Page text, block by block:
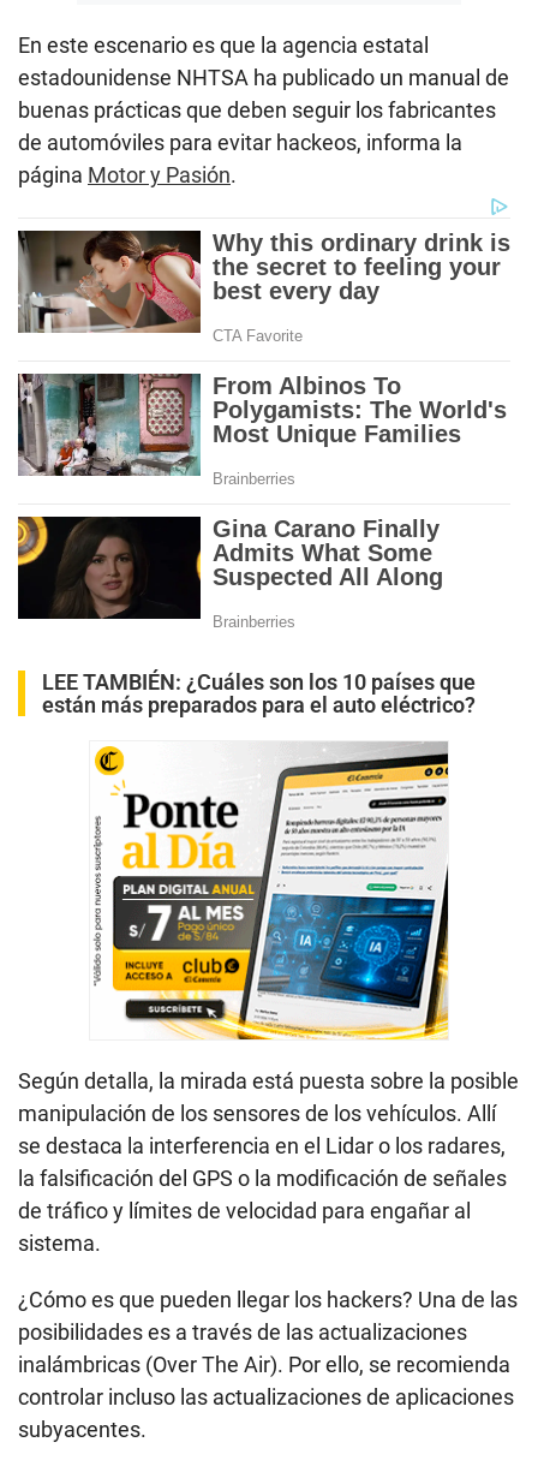
En este escenario es que la agencia estatal
estadounidense NHTSA ha publicado un manual de
buenas prácticas que deben seguir los fabricantes
de automóviles para evitar hackeos, informa la
página Motor y Pasión.
LEE TAMBIÉN: ¿Cuáles son los 10 países que
están más preparados para el auto eléctrico?
Según detalla, la mirada está puesta sobre la posible
manipulación de los sensores de los vehículos. Allí
se destaca la interferencia en el Lidar o los radares,
la falsificación del GPS o la modificación de señales
de tráfico y límites de velocidad para engañar al
sistema.
¿Cómo es que pueden llegar los hackers? Una de las
posibilidades es a través de las actualizaciones
inalámbricas (Over The Air). Por ello, se recomienda
controlar incluso las actualizaciones de aplicaciones
subyacentes.